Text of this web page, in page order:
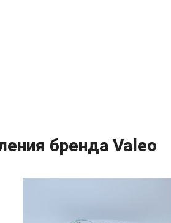
бренда Valeo